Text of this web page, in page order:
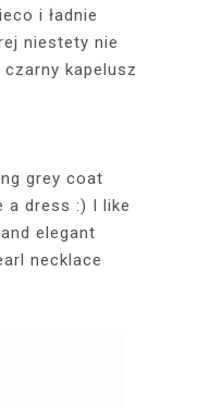
:)
PHOTOS ON
I CZARNE
PODZIELIĆ
FALBANAMI,
I SZPILKI +
PRAGNĘ SIĘ Z
STAŁA
CUT
CZYM
WŁOSY?
i ładnie
niestety nie
kapelusz
grey coat
a dress :) I like
elegant
necklace